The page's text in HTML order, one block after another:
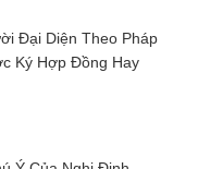
Đại Diện Theo Pháp
Ký Hợp Đồng Hay